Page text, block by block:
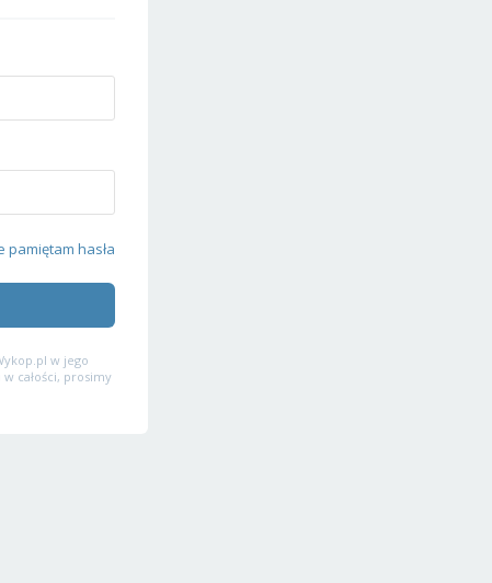
pamiętam hasła
w jego
całości, prosimy